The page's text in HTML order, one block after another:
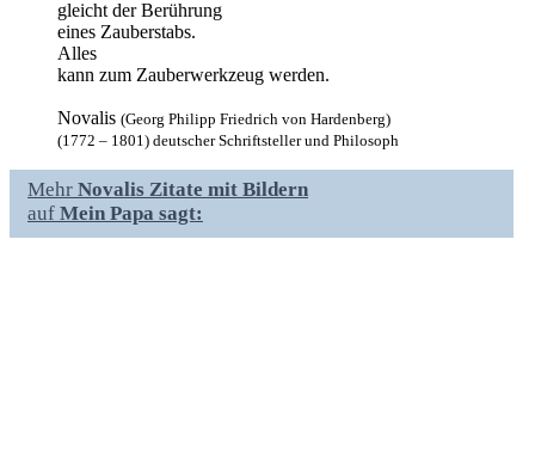
gleicht der Berührung
eines Zauberstabs.
Alles
kann zum Zauberwerkzeug werden.
Novalis (Georg Philipp Friedrich von Hardenberg)
(1772 – 1801) deutscher Schriftsteller und Philosoph
Mehr Novalis Zitate mit Bildern
auf Mein Papa sagt: